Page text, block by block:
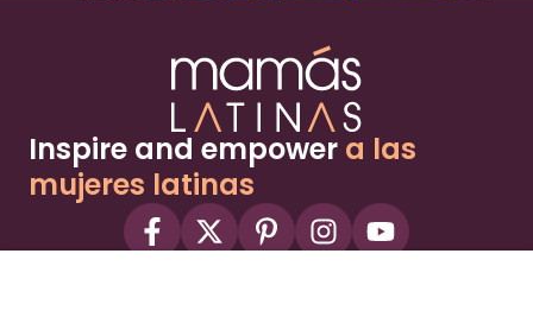
Inspire and empower a las
mujeres latinas